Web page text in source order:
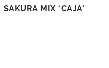
SAKURA MIX *CAJA*